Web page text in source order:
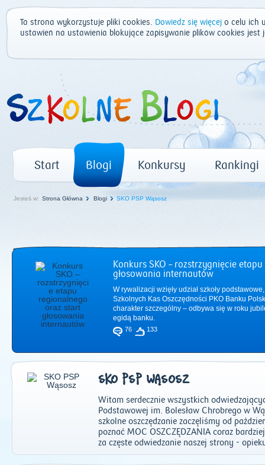
Ta strona wykorzystuje pliki cookies. Dowiedz się więcej o celu ich
ustawień na ustawienia blokujące zapisywanie plików cookies
Start Blogi Konkursy Rankingi
Jesteś w: Strona Główna Blogi SKO PSP Wąsosz
Konkurs SKO – rozstrzygnięcie
głosowania internautów
W rywalizacji wzięły udział szkoły
Szkolnych Kas Oszczędności PKO Banku
charakter szczególny – odbywa się w roku
egidą banku.
76 133
SKO PSP WĄSOSZ
Witam serdecznie wszystkich
Podstawowej im. Bolesław Chrobrego w
szkolne oszczędzanie zaczęliśmy od
poznać MOC OSZCZĘDZANIA coraz
za częste odwiedzanie naszej strony -
2011| 2012|